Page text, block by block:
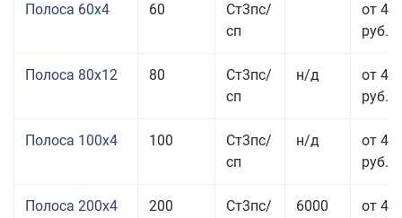
Полоса 60x4 60
Ст3пс/
сп
от 43
руб.
Полоса 80x12 80
Ст3пс/
сп
н/д
от 46
руб.
Полоса 100x4 100
Ст3пс/
сп
н/д
от 44
руб.
Полоса 200x4 200
Ст3пс/
6000
от 48